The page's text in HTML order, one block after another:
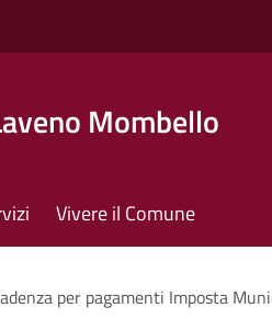
Mombello
Vivere il Comune
per pagamenti Imposta